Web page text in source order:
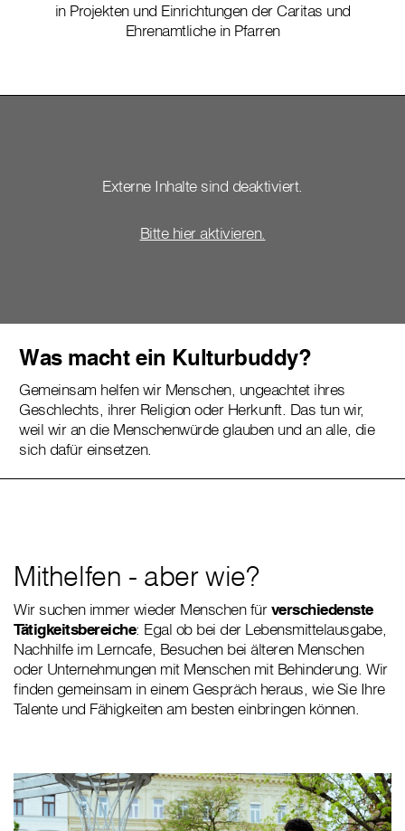
in Projekten und Einrichtungen der Caritas und
Ehrenamtliche in Pfarren
Externe Inhalte sind deaktiviert.
Bitte hier aktivieren.
Was macht ein Kulturbuddy?
Gemeinsam helfen wir Menschen, ungeachtet ihres
Geschlechts, ihrer Religion oder Herkunft. Das tun wir,
weil wir an die Menschenwürde glauben und an alle, die
sich dafür einsetzen.
Mithelfen - aber wie?
Wir suchen immer wieder Menschen fürverschiedenste
Tätigkeitsbereiche: Egal ob bei der Lebensmittelausgabe,
Nachhilfe im Lerncafe, Besuchen bei älteren Menschen
oder Unternehmungen mit Menschen mit Behinderung. Wir
finden gemeinsam in einem Gespräch heraus, wie Sie Ihre
Talente und Fähigkeiten am besten einbringen können.